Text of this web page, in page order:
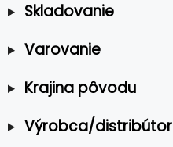
Skladovanie
Varovanie
Krajina pôvodu
Výrobca/distribútor